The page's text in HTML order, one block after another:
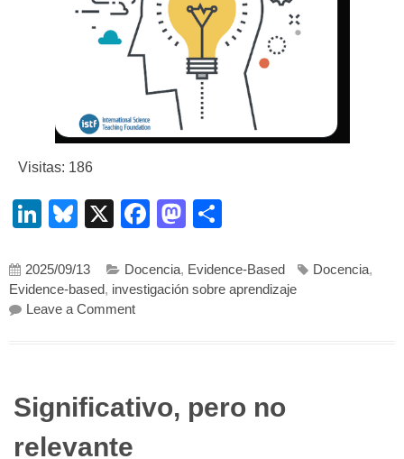
Visitas: 186
LinkedIn
Bluesky
X Facebook
Mastodon
2025/09/13 Docencia, Evidence-Based Docencia,
Evidence-based, investigación sobre aprendizaje
Leave a Commenton Ruiz Martín, H. (2023). “edumitos”: Ideas
Significativo, pero no
relevante